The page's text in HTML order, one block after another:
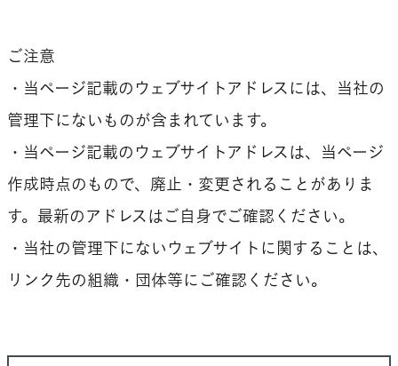
ご注意
・当ページ記載のウェブサイトアドレスには、当社の
管理下にないものが含まれています。
・当ページ記載のウェブサイトアドレスは、当ページ
作成時点のもので、廃止・変更されることがありま
す。最新のアドレスはご自身でご確認ください。
・当社の管理下にないウェブサイトに関することは、
リンク先の組織・団体等にご確認ください。